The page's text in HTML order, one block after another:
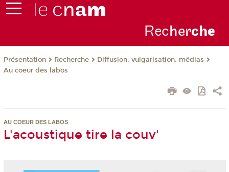
Recherche
Présentation Recherche
Diffusion, vulgarisation, médias
Au coeur des labos
AU COEUR DES LABOS
L'acoustique tire la couv'